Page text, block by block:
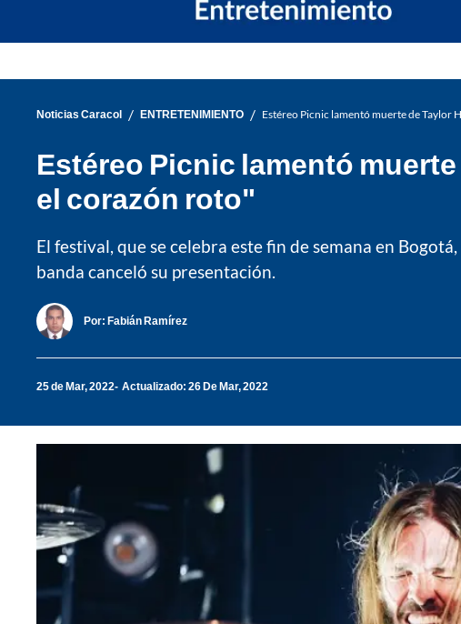
Noticias Caracol / ENTRETENIMIENTO / Estéreo Picnic lamentó muerte de Taylor
Estéreo Picnic lamentó
el corazón roto"
El festival, que se celebra este fin de semana en
banda canceló su presentación.
Por: Fabián Ramírez
25 de Mar, 2022 Actualizado: 26 De Mar, 2022